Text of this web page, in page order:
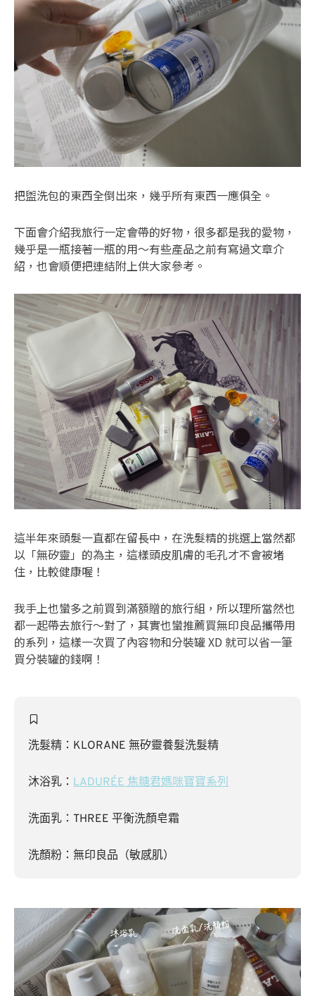
把盥洗包的東西全倒出來，幾乎所有東西一應俱全。
下面會介紹我旅行一定會帶的好物，很多都是我的愛物，
幾乎是一瓶接著一瓶的用～有些產品之前有寫過文章介
紹，也會順便把連結附上供大家參考。
這半年來頭髮一直都在留長中，在洗髮精的挑選上當然都
以「無矽靈」的為主，這樣頭皮肌膚的毛孔才不會被堵
住，比較健康喔！
我手上也蠻多之前買到滿額贈的旅行組，所以理所當然也
都一起帶去旅行～對了，其實也蠻推薦買無印良品攜帶用
的系列，這樣一次買了內容物和分裝罐 XD 就可以省一筆
買分裝罐的錢啊！
洗髮精：KLORANE 無矽靈養髮洗髮精
沐浴乳： LADURÉE 焦糖君媽咪寶寶系列
洗面乳：THREE 平衡洗顏皂霜
洗顏粉：無印良品（敏感肌）